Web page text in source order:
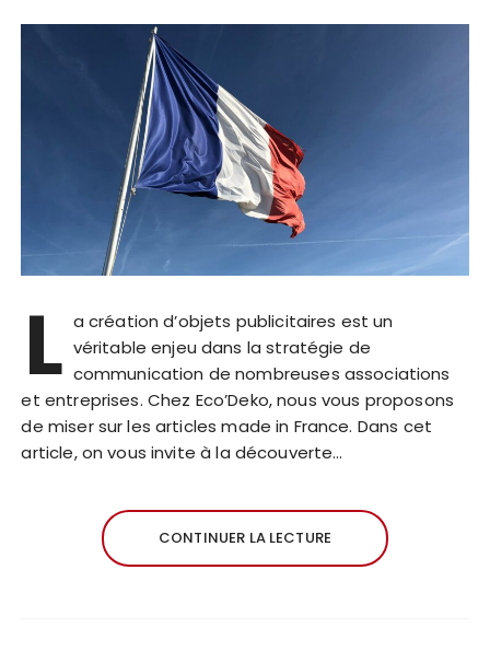
L a création d’objets publicitaires est un
véritable enjeu dans la stratégie de
communication de nombreuses associations
et entreprises. Chez Eco’Deko, nous vous proposons
de miser sur les articles made in France. Dans cet
article, on vous invite à la découverte…
CONTINUER LA LECTURE